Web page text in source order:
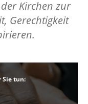
Kirchen zur
Gerechtigkeit
Sie tun: